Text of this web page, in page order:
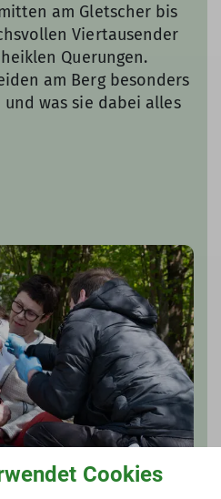
am Gletscher bis
Viertausender
Querungen.
am Berg besonders
was sie dabei alles
Cookies